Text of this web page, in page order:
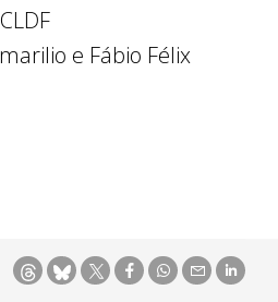
e Fábio Félix